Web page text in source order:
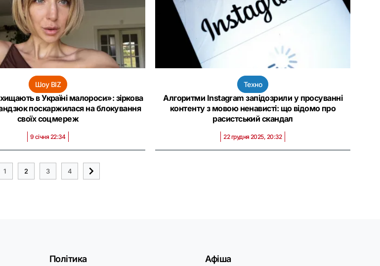
Шоу BIZ
в Україні малороси»: зіркова
поскаржилася на блокування
своїх соцмереж
9 січня 22:34
Техно
Алгоритми Instagram запідозрили у просуванні
контенту з мовою ненависті: що відомо про
расистський скандал
22 грудня 2025, 20:32
1 2 3 4
Політика
Афіша